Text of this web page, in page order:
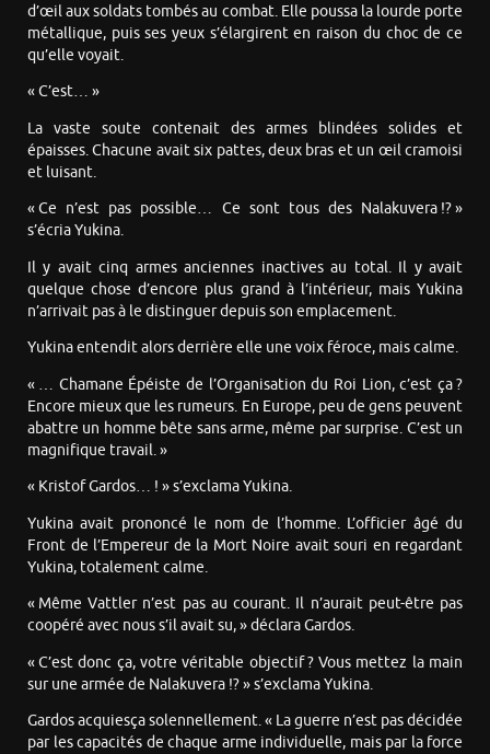
d’œil aux soldats tombés au combat. Elle poussa la lourde porte
métallique, puis ses yeux s’élargirent en raison du choc de ce
qu’elle voyait.
« C’est… »
La vaste soute contenait des armes blindées solides et
épaisses. Chacune avait six pattes, deux bras et un œil cramoisi
et luisant.
« Ce n’est pas possible… Ce sont tous des Nalakuvera !? »
s’écria Yukina.
Il y avait cinq armes anciennes inactives au total. Il y avait
quelque chose d’encore plus grand à l’intérieur, mais Yukina
n’arrivait pas à le distinguer depuis son emplacement.
Yukina entendit alors derrière elle une voix féroce, mais calme.
« … Chamane Épéiste de l’Organisation du Roi Lion, c’est ça ?
Encore mieux que les rumeurs. En Europe, peu de gens peuvent
abattre un homme bête sans arme, même par surprise. C’est un
magnifique travail. »
« Kristof Gardos… ! » s’exclama Yukina.
Yukina avait prononcé le nom de l’homme. L’officier âgé du
Front de l’Empereur de la Mort Noire avait souri en regardant
Yukina, totalement calme.
« Même Vattler n’est pas au courant. Il n’aurait peut-être pas
coopéré avec nous s’il avait su, » déclara Gardos.
« C’est donc ça, votre véritable objectif ? Vous mettez la main
sur une armée de Nalakuvera !? » s’exclama Yukina.
Gardos acquiesça solennellement. « La guerre n’est pas décidée
par les capacités de chaque arme individuelle, mais par la force